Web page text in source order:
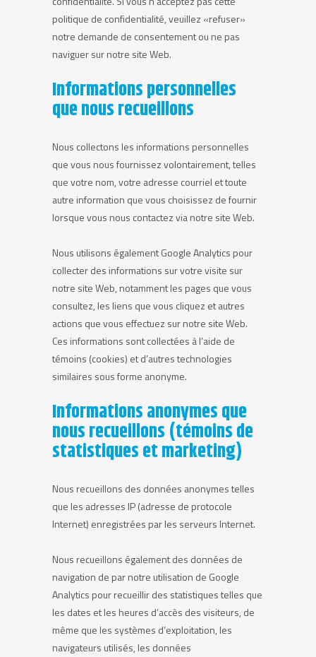
politique de confidentialité, veuillez «refuser»
notre demande de consentement ou ne pas
naviguer sur notre site Web.
Informations personnelles
que nous recueillons
Nous collectons les informations personnelles
que vous nous fournissez volontairement, telles
que votre nom, votre adresse courriel et toute
autre information que vous choisissez de fournir
lorsque vous nous contactez via notre site Web.
Nous utilisons également Google Analytics pour
collecter des informations sur votre visite sur
notre site Web, notamment les pages que vous
consultez, les liens que vous cliquez et autres
actions que vous effectuez sur notre site Web.
Ces informations sont collectées à l’aide de
témoins (cookies) et d’autres technologies
similaires sous forme anonyme.
Informations anonymes que
nous recueillons (témoins de
statistiques et marketing)
Nous recueillons des données anonymes telles
que les adresses IP (adresse de protocole
Internet) enregistrées par les serveurs Internet.
Nous recueillons également des données de
navigation de par notre utilisation de Google
Analytics pour recueillir des statistiques telles que
les dates et les heures d’accès des visiteurs, de
même que les systèmes d’exploitation, les
navigateurs utilisés, les données